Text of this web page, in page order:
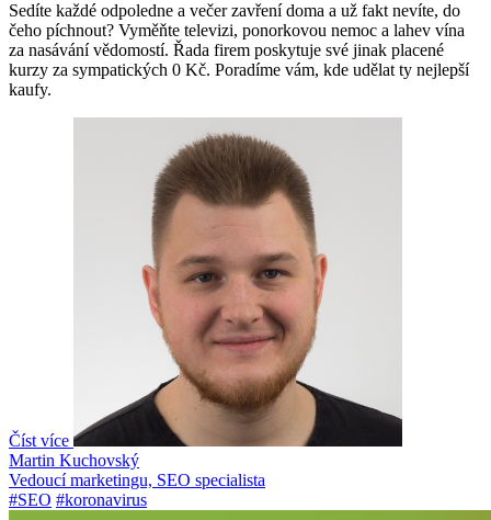
Sedíte každé odpoledne a večer zavření doma a už fakt nevíte, do
čeho píchnout? Vyměňte televizi, ponorkovou nemoc a lahev vína
za nasávání vědomostí. Řada firem poskytuje své jinak placené
kurzy za sympatických 0 Kč. Poradíme vám, kde udělat ty nejlepší
kaufy.
Číst více
Martin Kuchovský
Vedoucí marketingu, SEO specialista
#SEO #koronavirus